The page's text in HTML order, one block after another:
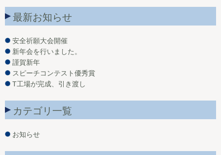
最新お知らせ
安全祈願大会開催
新年会を行いました。
謹賀新年
スピーチコンテスト優秀賞
T工場が完成、引き渡し
カテゴリ一覧
お知らせ